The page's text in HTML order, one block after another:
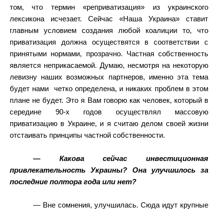
том, что термин «реприватизация» из украинского
лексикона исчезает. Сейчас «Наша Украина» ставит
главным условием создания любой коалиции то, что
приватизация должна осуществятся в соответствии с
принятыми нормами, прозрачно. Частная собственность
является неприкасаемой. Думаю, несмотря на некоторую
левизну наших возможных партнеров, именно эта тема
будет нами
четко определена, и никаких проблем в этом
плане не будет. Это я Вам говорю как человек, который в
середине 90-х годов осуществлял массовую
приватизацию в Украине, и я считаю делом своей жизни
отстаивать принципы частной собственности.
— Какова сейчас инвестиционная
привлекательность Украины? Она улучшилось за
последние полтора года или нет?
— Вне сомнения, улучшилась. Сюда идут крупные